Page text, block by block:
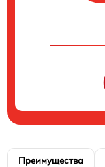
Преимущества